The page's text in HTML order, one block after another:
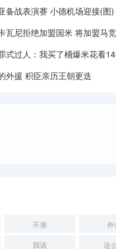
备战表演赛 小德机场迎接(图)
瓦尼拒绝加盟国米 将加盟马竞
人：我买了桶爆米花看14年世界
外援 积臣亲历王朝更迭
不准
外
我该 这